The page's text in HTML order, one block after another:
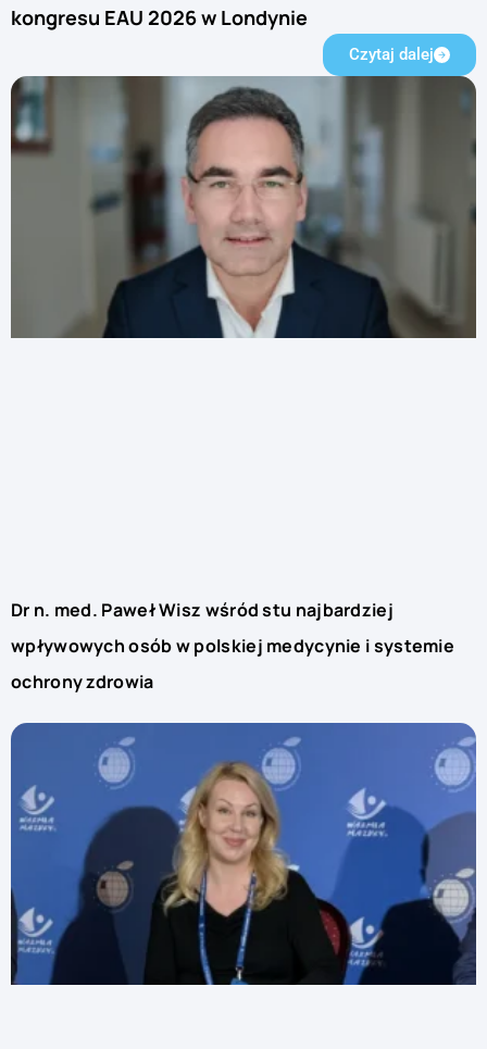
kongresu EAU 2026 w Londynie
Czytaj dalej
Dr n. med. Paweł Wisz wśród stu najbardziej
wpływowych osób w polskiej medycynie i systemie
ochrony zdrowia